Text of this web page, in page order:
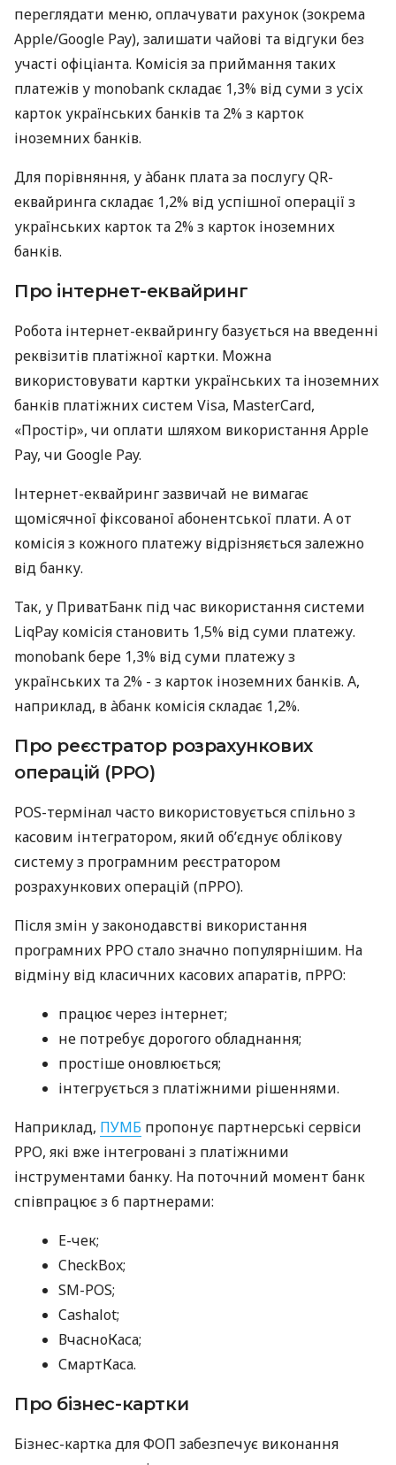
переглядати меню, оплачувати рахунок (зокрема
Apple/Google Pay), залишати чайові та відгуки без
участі офіціанта. Комісія за приймання таких
платежів у monobank складає 1,3% від суми з усіх
карток українських банків та 2% з карток
іноземних банків.
Для порівняння, у àбанк плата за послугу QR-
еквайринга складає 1,2% від успішної операції з
українських карток та 2% з карток іноземних
банків.
Про інтернет-еквайринг
Робота інтернет-еквайрингу базується на введенні
реквізитів платіжної картки. Можна
використовувати картки українських та іноземних
банків платіжних систем Visa, MasterCard,
«Простір», чи оплати шляхом використання Apple
Pay, чи Google Pay.
Інтернет-еквайринг зазвичай не вимагає
щомісячної фіксованої абонентської плати. А от
комісія з кожного платежу відрізняється залежно
від банку.
Так, у ПриватБанк під час використання системи
LiqPay комісія становить 1,5% від суми платежу.
monobank бере 1,3% від суми платежу з
українських та 2% - з карток іноземних банків. А,
наприклад, в àбанк комісія складає 1,2%.
Про реєстратор розрахункових
операцій (РРО)
POS-термінал часто використовується спільно з
касовим інтегратором, який об’єднує облікову
систему з програмним реєстратором
розрахункових операцій (пРРО).
Після змін у законодавстві використання
програмних РРО стало значно популярнішим. На
відміну від класичних касових апаратів, пРРО:
працює через інтернет;
не потребує дорогого обладнання;
простіше оновлюється;
інтегрується з платіжними рішеннями.
Наприклад, ПУМБ пропонує партнерські сервіси
РРО, які вже інтегровані з платіжними
інструментами банку. На поточний момент банк
співпрацює з 6 партнерами:
E-чек;
CheckBox;
SM-POS;
Cashalot;
ВчасноКаса;
СмартКаса.
Про бізнес-картки
Бізнес-картка для ФОП забезпечує виконання